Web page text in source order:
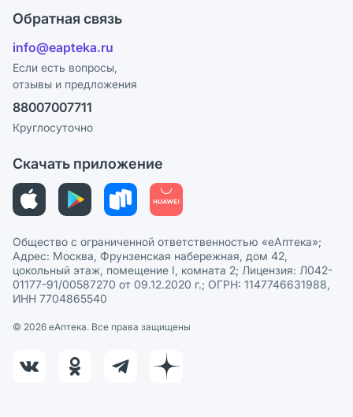
Ответы на вопросы
Блог
Поставщики
Лицензия
Реклама на сайте
Ваши товары на ЕАПТЕКЕ
Программа СберСпасибо
Политика конфиденциальности
Пользовательское соглашение
Политика рекомендаций
Этика и соответствие
Политика в отношении обработки персональных данных
Обратная связь
info@eapteka.ru
Если есть вопросы,
отзывы и предложения
88007007711
Круглосуточно
Скачать приложение
Общество с ограниченной ответственностью «еАптека»;
Адрес: Москва, Фрунзенская набережная, дом 42,
цокольный этаж, помещение I, комната 2; Лицензия: Л042-
01177-91/00587270 от 09.12.2020 г.; ОГРН: 1147746631988,
ИНН 7704865540
© 2026 eАптека. Все права защищены